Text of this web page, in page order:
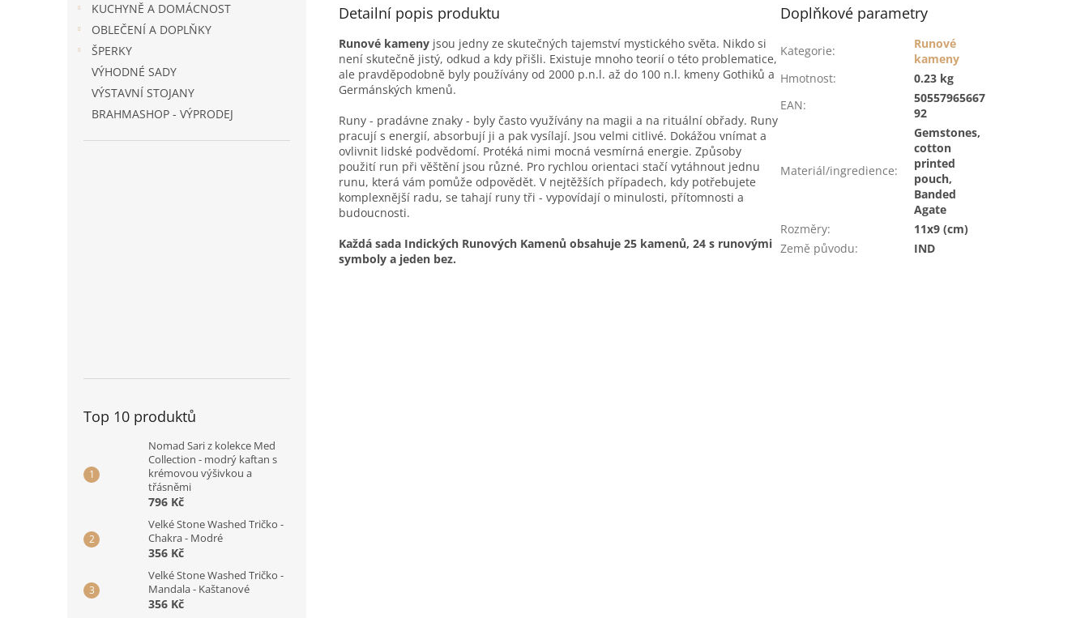
KUCHYNĚ A DOMÁCNOST
OBLEČENÍ A DOPLŇKY
ŠPERKY
VÝHODNÉ SADY
VÝSTAVNÍ STOJANY
BRAHMASHOP - VÝPRODEJ
Top 10 produktů
Nomad Sari z kolekce Med
Collection - modrý kaftan s
krémovou výšivkou a
třásněmi
796 Kč
Velké Stone Washed Tričko -
Chakra - Modré
356 Kč
Velké Stone Washed Tričko -
Mandala - Kaštanové
356 Kč
Detailní popis produktu
Runové kameny jsou jedny ze skutečných tajemství mystického světa. Nikdo si
není skutečně jistý, odkud a kdy přišli. Existuje mnoho teorií o této problematice,
ale pravděpodobně byly používány od 2000 p.n.l. až do 100 n.l. kmeny Gothiků a
Germánských kmenů.
Runy - pradávne znaky - byly často využívány na magii a na rituální obřady. Runy
pracují s energií, absorbují ji a pak vysílají. Jsou velmi citlivé. Dokážou vnímat a
ovlivnit lidské podvědomí. Protéká nimi mocná vesmírná energie. Způsoby
použití run při věštění jsou různé. Pro rychlou orientaci stačí vytáhnout jednu
runu, která vám pomůže odpovědět. V nejtěžších případech, kdy potřebujete
komplexnější radu, se tahají runy tři - vypovídají o minulosti, přítomnosti a
budoucnosti.
Každá sada Indických Runových Kamenů obsahuje 25 kamenů, 24 s runovými
symboly a jeden bez.
Doplňkové parametry
Kategorie:
Runové
kameny
Hmotnost:
0.23 kg
EAN:
50557965667
92
Materiál/ingredience:
Gemstones,
cotton
printed
pouch,
Banded
Agate
Rozměry:
11x9 (cm)
Země původu: IND